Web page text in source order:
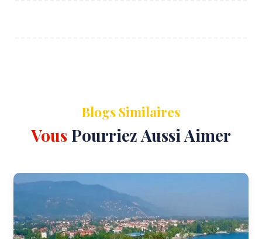
Blogs Similaires
Vous Pourriez Aussi Aimer